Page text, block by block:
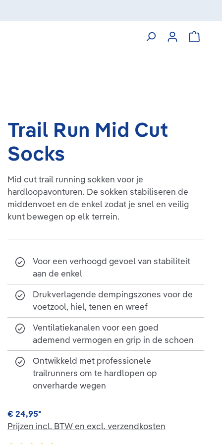
Trail Run Mid Cut
Socks
Mid cut trail running sokken voor je
hardloopavonturen. De sokken stabiliseren de
middenvoet en de enkel zodat je snel en veilig
kunt bewegen op elk terrein.
Voor een verhoogd gevoel van stabiliteit
aan de enkel
Drukverlagende dempingszones voor de
voetzool, hiel, tenen en wreef
Ventilatiekanalen voor een goed
ademend vermogen en grip in de schoen
Ontwikkeld met professionele
trailrunners om te hardlopen op
onverharde wegen
€ 24,95*
Prijzen incl. BTW en excl. verzendkosten